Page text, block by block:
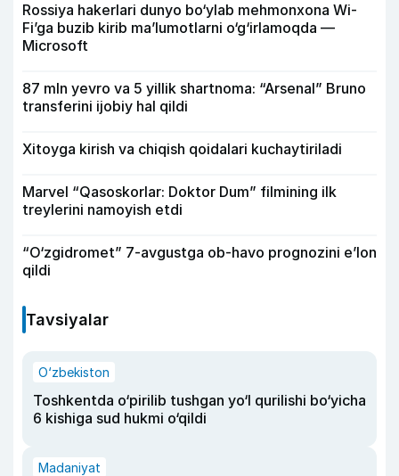
Rossiya hakerlari dunyo bo‘ylab mehmonxona Wi-
Fi’ga buzib kirib ma’lumotlarni o‘g‘irlamoqda —
Microsoft
87 mln yevro va 5 yillik shartnoma: “Arsenal” Bruno
transferini ijobiy hal qildi
Xitoyga kirish va chiqish qoidalari kuchaytiriladi
Marvel “Qasoskorlar: Doktor Dum” filmining ilk
treylerini namoyish etdi
“O‘zgidromet” 7-avgustga ob-havo prognozini e’lon
qildi
Tavsiyalar
O‘zbekiston
Toshkentda o‘pirilib tushgan yo‘l qurilishi bo‘yicha
6 kishiga sud hukmi o‘qildi
Madaniyat